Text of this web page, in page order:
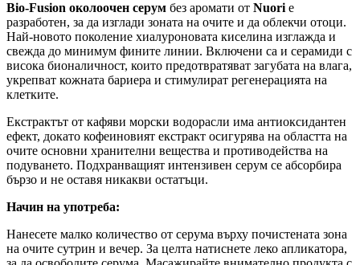
Bio-Fusion околоочен серум без аромати от Nuori е
разработен, за да изглади зоната на очите и да облекчи отоци.
Най-новото поколение хиалуроновата киселина изглажда и
свежда до минимум фините линии. Включени са и серамиди с
висока бионаличност, които предотвратяват загубата на влага,
укрепват кожната бариера и стимулират регенерацията на
клетките.
Екстрактът от кафяви морски водорасли има антиоксидантен
ефект, докато кофеиновият екстракт осигурява на областта на
очите основни хранителни вещества и противодейства на
подуването. Подхранващият интензивен серум се абсорбира
бързо и не оставя никакви остатъци.
Начин на употреба:
Нанесете малко количество от серума върху почистената зона
на очите сутрин и вечер. За целта натиснете леко апликатора,